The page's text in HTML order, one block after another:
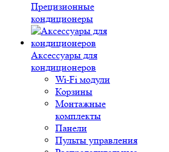
Прецизионные
кондиционеры
Аксессуары для
кондиционеров
Wi-Fi модули
Корзины
Монтажные
комплекты
Панели
Пульты управления